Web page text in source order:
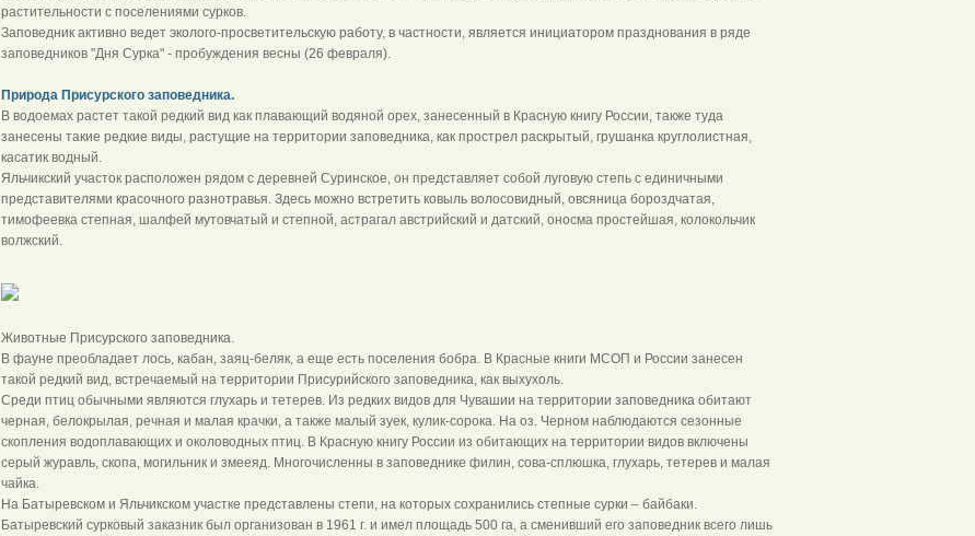
растительности с поселениями сурков.
Заповедник активно ведет эколого-просветительскую работу, в частности, является инициатором празднования в ряде
заповедников "Дня Сурка" - пробуждения весны (26 февраля).
Природа Присурского заповедника.
В водоемах растет такой редкий вид как плавающий водяной орех, занесенный в Красную книгу России, также туда
занесены такие редкие виды, растущие на территории заповедника, как прострел раскрытый, грушанка круглолистная,
касатик водный.
Яльчикский участок расположен рядом с деревней Суринское, он представляет собой луговую степь с единичными
представителями красочного разнотравья. Здесь можно встретить ковыль волосовидный, овсяница бороздчатая,
тимофеевка степная, шалфей мутовчатый и степной, астрагал австрийский и датский, оносма простейшая, колокольчик
волжский.
Животные Присурского заповедника.
В фауне преобладает лось, кабан, заяц-беляк, а еще есть поселения бобра. В Красные книги МСОП и России занесен
такой редкий вид, встречаемый на территории Присурийского заповедника, как выхухоль.
Среди птиц обычными являются глухарь и тетерев. Из редких видов для Чувашии на территории заповедника обитают
черная, белокрылая, речная и малая крачки, а также малый зуек, кулик-сорока. На оз. Черном наблюдаются сезонные
скопления водоплавающих и околоводных птиц. В Красную книгу России из обитающих на территории видов включены
серый журавль, скопа, могильник и змееяд. Многочисленны в заповеднике филин, сова-сплюшка, глухарь, тетерев и малая
чайка.
На Батыревском и Яльчикском участке представлены степи, на которых сохранились степные сурки – байбаки.
Батыревский сурковый заказник был организован в 1961 г. и имел площадь 500 га, а сменивший его заповедник всего лишь